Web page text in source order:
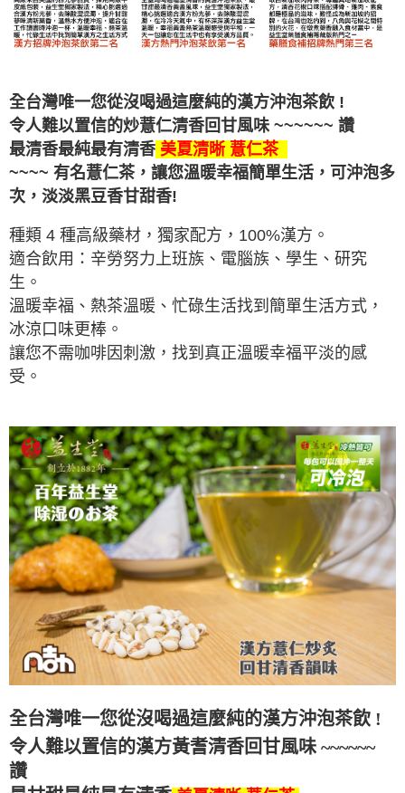
全台灣唯一您從沒喝過這麼純的漢方沖泡茶飲 !
令人難以置信的炒薏仁清香回甘風味 ~~~~~~ 讚
最清香最純最有清香 美夏清晰 薏仁茶
~~~~ 有名薏仁茶，讓您溫暖幸福簡單生活，可沖泡多
次， 淡淡黑豆香甘甜香!
種類 4 種高級藥材，獨家配方，100%漢方。
適合飲用：辛勞努力上班族、電腦族、學生、研究
生。
溫暖幸福、熱茶溫暖、忙碌生活找到簡單生活方式，
冰涼口味更棒。
讓您不需咖啡因刺激，找到真正溫暖幸福平淡的感
受。
全台灣唯一您從沒喝過這麼純的漢方沖泡茶飲 !
令人難以置信的漢方黃耆清香回甘風味 ~~~~~~
讚